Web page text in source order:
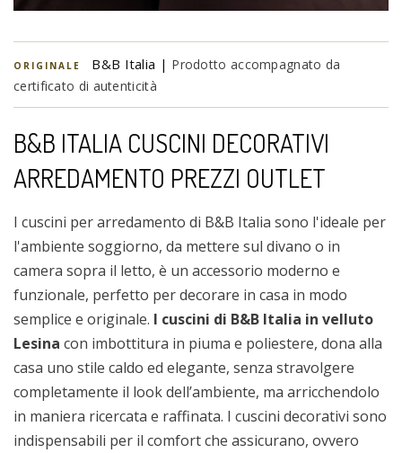
ORIGINALE B&B Italia | Prodotto accompagnato da
certificato di autenticità
B&B ITALIA CUSCINI DECORATIVI
ARREDAMENTO PREZZI OUTLET
I cuscini per arredamento di B&B Italia sono l'ideale per
l'ambiente soggiorno, da mettere sul divano o in
camera sopra il letto, è un accessorio moderno e
funzionale, perfetto per decorare in casa in modo
semplice e originale. I cuscini di B&B Italia in velluto
Lesina con imbottitura in piuma e poliestere, dona alla
casa uno stile caldo ed elegante, senza stravolgere
completamente il look dell’ambiente, ma arricchendolo
in maniera ricercata e raffinata. I cuscini decorativi sono
indispensabili per il comfort che assicurano, ovvero